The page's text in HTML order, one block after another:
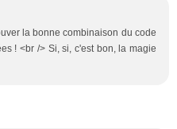
la bonne combinaison du code
! <br /> Si, si, c'est bon, la magie